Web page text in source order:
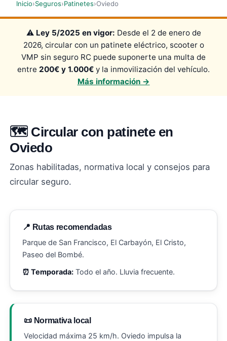
Inicio›Seguros›Patinetes›Oviedo
⚠️ Ley 5/2025 en vigor: Desde el 2 de enero de
2026, circular con un patinete eléctrico, scooter o
VMP sin seguro RC puede suponerte una multa de
entre 200€ y 1.000€ y la inmovilización del vehículo.
Más información →
🗺️ Circular con patinete en
Oviedo
Zonas habilitadas, normativa local y consejos para
circular seguro.
📍 Rutas recomendadas
Parque de San Francisco, El Carbayón, El Cristo,
Paseo del Bombé.
⏰ Temporada: Todo el año. Lluvia frecuente.
📜 Normativa local
Velocidad máxima 25 km/h. Oviedo impulsa la